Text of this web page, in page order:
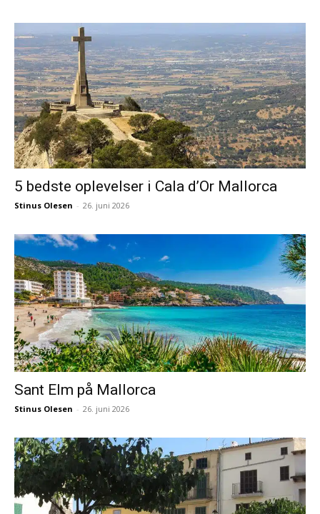
5 bedste oplevelser i Cala d’Or Mallorca
Stinus Olesen - 26. juni 2026
Sant Elm på Mallorca
Stinus Olesen - 26. juni 2026